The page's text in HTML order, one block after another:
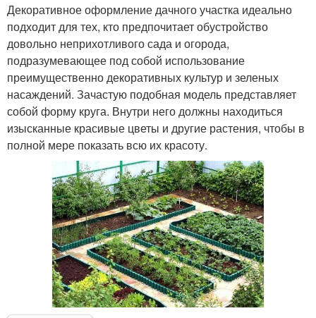
Декоративное оформление дачного участка идеально
подходит для тех, кто предпочитает обустройство
довольно неприхотливого сада и огорода,
подразумевающее под собой использование
преимущественно декоративных культур и зеленых
насаждений. Зачастую подобная модель представляет
собой форму круга. Внутри него должны находиться
изысканные красивые цветы и другие растения, чтобы в
полной мере показать всю их красоту.